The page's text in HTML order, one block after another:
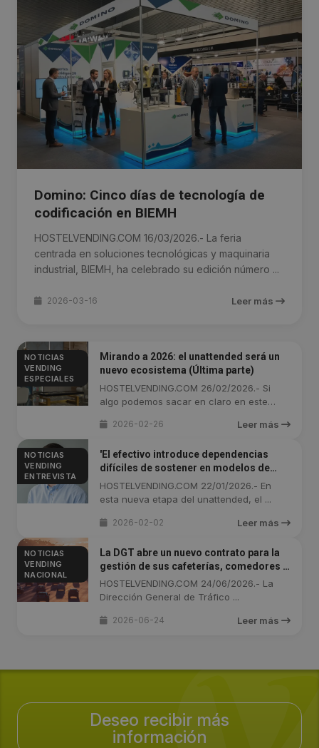
Domino: Cinco días de tecnología de
codificación en BIEMH
HOSTELVENDING.COM 16/03/2026.- La feria
centrada en soluciones tecnológicas y maquinaria
industrial, BIEMH, ha celebrado su edición número ...
2026-03-16 Leer más
NOTICIAS
VENDING
ESPECIALES
Mirando a 2026: el unattended será un
nuevo ecosistema (Última parte)
HOSTELVENDING.COM 26/02/2026.- Si
algo podemos sacar en claro en este
2026-02-26 Leer más
NOTICIAS
VENDING
ENTREVISTA
'El efectivo introduce dependencias
difíciles de sostener en modelos de
operación continua'
HOSTELVENDING.COM 22/01/2026.- En
esta nueva etapa del unattended, el ...
2026-02-02 Leer más
NOTICIAS
VENDING
NACIONAL
La DGT abre un nuevo contrato para la
gestión de sus cafeterías, comedores y
expendedoras
HOSTELVENDING.COM 24/06/2026.- La
Dirección General de Tráfico ...
2026-06-24 Leer más
Deseo recibir más
información